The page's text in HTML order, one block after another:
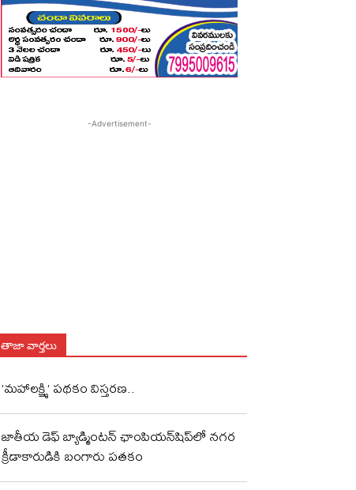
-Advertisement-
తాజా వార్తలు
‘మహాలక్ష్మి‘ పథకం విస్తరణ..
జాతీయ డెఫ్ బ్యాడ్మింటన్ ఛాంపియన్‌షిప్‌లో నగర
క్రీడాకారుడికి బంగారు పతకం